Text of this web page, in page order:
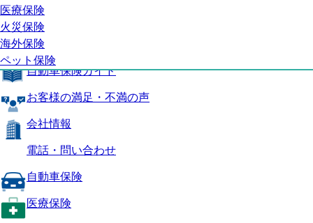
医療保険
火災保険
海外保険
ペット保険
商品の特長
補償内容
自動車保険ガイド
お客様の満足・不満の声
会社情報
電話・問い合わせ
自動車保険
医療保険